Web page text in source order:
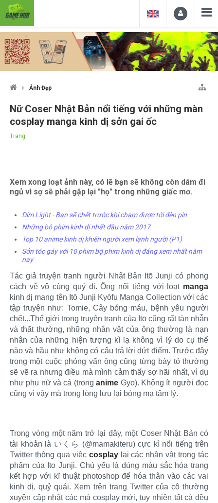
Ảnh Đẹp
Nữ Coser Nhật Bản nổi tiếng với những màn
cosplay manga kinh dị sởn gai ốc
Trang
Xem xong loạt ảnh này, có lẽ bạn sẽ không còn dám đi
ngủ vì sợ sẽ phải gặp lại "họ" trong những giấc mơ.
Dim Light - Bạn sẽ chết trước khi chạm được tới đèn pin
Những bộ phim kinh dị nhất đầu năm 2017
Top 10 anime kinh dị khiến người xem lạnh người (P1)
Sởn tóc gáy với 10 phim bộ phim kinh dị đáng xem nhất năm
nay
Tác giả truyện tranh người Nhật Bản Itō Junji có phong
cách vẽ vô cùng quỷ dị. Ông nổi tiếng với loạt manga
kinh dị mang tên Itō Junji Kyōfu Manga Collection với các
tập truyện như: Tomie, Cây bóng máu, bệnh yêu người
chết...Thế giới trong truyện tranh của Itō cũng rất tàn nhẫn
và thất thường, những nhân vật của ông thường là nạn
nhân của những hiện tượng kì lạ không vì lý do cụ thể
nào và hầu như không có câu trả lời dứt điểm. Trước đây
trong một cuộc phỏng vấn ông cũng từng bày tỏ thường
sẽ vẽ ra nhưng điều mà mình cảm thấy sợ hãi nhất, ví dụ
như phụ nữ và cá (tronganime Gyo). Không ít người đọc
cũng vì vậy mà trong lòng lưu lại bóng ma tâm lý.
Trong vòng một năm trở lại đây, một Coser Nhật Bản có
tài khoản là いくら (@mamakiteru) cực kì nổi tiếng trên
Twitter thông qua việc cosplaylại các nhân vật trong tác
phẩm của Ito Junji. Chủ yếu là dùng màu sắc hóa trang
kết hợp với kĩ thuật photoshop để hóa thân vào các vai
kinh dị, quỷ quái. Xem trên trang Twitter của cô thường
xuyên cập nhật các mà cosplay mới, tuy nhiên tất cả đều